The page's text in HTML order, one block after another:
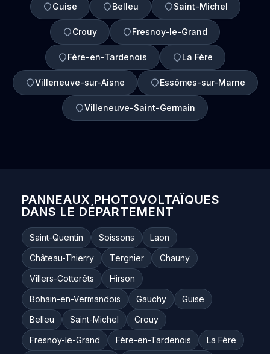
Guise Belleu Saint-Michel
Crouy Fresnoy-le-Grand
Fère-en-Tardenois La Fère
Villeneuve-sur-Aisne Essômes-sur-Marne
Villeneuve-Saint-Germain
PANNEAUX PHOTOVOLTAÏQUES
DANS LE DÉPARTEMENT
Saint-Quentin Soissons
Laon
Château-Thierry
Tergnier
Chauny
Villers-Cotterêts
Hirson
Bohain-en-Vermandois
Gauchy
Guise
Belleu
Saint-Michel
Crouy
Fresnoy-le-Grand
Fère-en-Tardenois
La Fère